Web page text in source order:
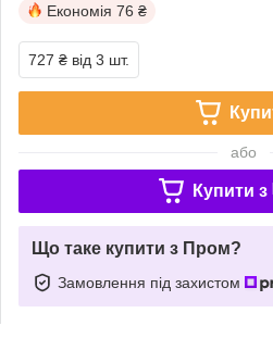
Економія 76 ₴
727 ₴ від 3 шт.
або
Купити з
Що таке купити з Пром?
Замовлення під захистом